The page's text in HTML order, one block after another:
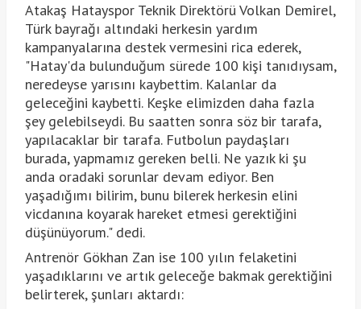
Atakaş Hatayspor Teknik Direktörü Volkan Demirel,
Türk bayrağı altındaki herkesin yardım
kampanyalarına destek vermesini rica ederek,
"Hatay'da bulunduğum sürede 100 kişi tanıdıysam,
neredeyse yarısını kaybettim. Kalanlar da
geleceğini kaybetti. Keşke elimizden daha fazla
şey gelebilseydi. Bu saatten sonra söz bir tarafa,
yapılacaklar bir tarafa. Futbolun paydaşları
burada, yapmamız gereken belli. Ne yazık ki şu
anda oradaki sorunlar devam ediyor. Ben
yaşadığımı bilirim, bunu bilerek herkesin elini
vicdanına koyarak hareket etmesi gerektiğini
düşünüyorum." dedi.
Antrenör Gökhan Zan ise 100 yılın felaketini
yaşadıklarını ve artık geleceğe bakmak gerektiğini
belirterek, şunları aktardı: